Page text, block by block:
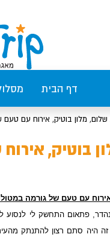
דף הבית
שלום, מלון בוטיק, אירוח עם
בוטיק,
עם טעם של גורמה
פתאום התחשק לי לנסוע
זה היה סתם רצון להתנתק